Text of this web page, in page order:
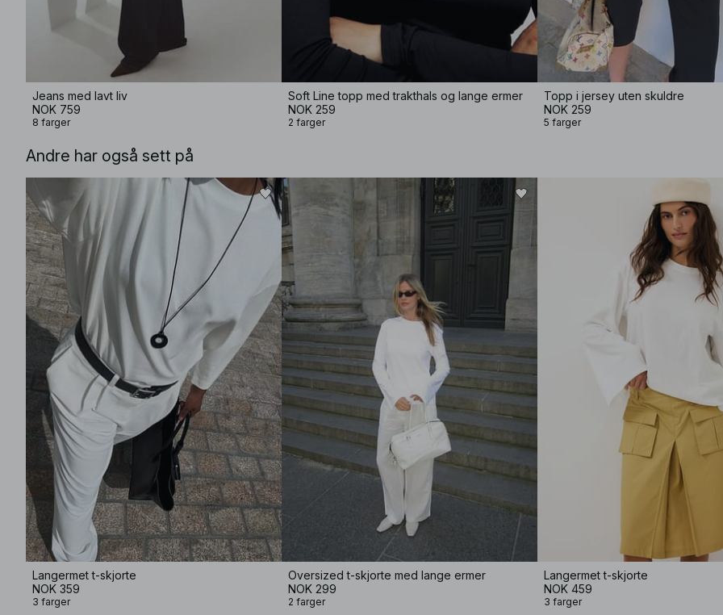
Jeans med lavt liv
NOK 759
8 farger
Soft Line topp med trakthals og lange ermer
NOK 259
2 farger
Topp i jersey uten skuldre
NOK 259
5 farger
Andre har også sett på
Langermet t-skjorte
NOK 359
3 farger
Oversized t-skjorte med lange ermer
NOK 299
2 farger
Langermet t-skjorte
NOK 459
3 farger